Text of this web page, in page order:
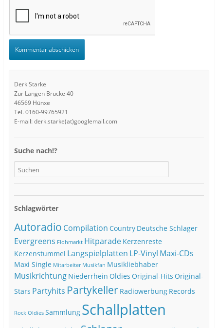
Derk Starke
Zur Langen Brücke 40
46569 Hünxe
Tel. 0160-99765921
E-mail: derk.starke(at)googlemail.com
Suche nach!?
Schlagwörter
Autoradio Compilation Country Deutsche Schlager
Evergreens Flohmarkt Hitparade Kerzenreste
Kerzenstummel Langspielplatten LP-Vinyl Maxi-CDs
Maxi Single Mitarbeiter Musikfan Musikliebhaber
Musikrichtung Niederrhein Oldies Original-Hits Original-
Stars Partyhits Partykeller Radiowerbung Records
Rock Oldies Sammlung Schallplatten